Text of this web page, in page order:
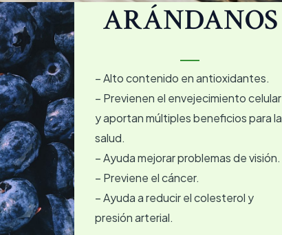
ARÁNDANOS
– Alto contenido en antioxidantes.
– Previenen el envejecimiento celular
y aportan múltiples beneficios para la
salud.
– Ayuda mejorar problemas de visión.
– Previene el cáncer.
– Ayuda a reducir el colesterol y
presión arterial.